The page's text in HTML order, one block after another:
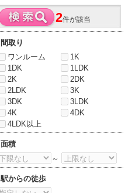
2件が該当
間取り
ワンルーム
1K
1DK
1LDK
2K
2DK
2LDK
3K
3DK
3LDK
4K
4DK
4LDK以上
面積
～
駅からの徒歩